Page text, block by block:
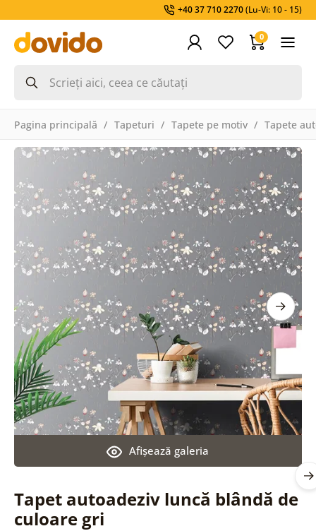
+40 37 710 2270(Lu-Vi: 10 - 15)
0
Pagina principală Tapeturi Tapete pe motiv Tapete
Tapet autoadeziv luncă blândă de
culoare gri
Afişează galeria